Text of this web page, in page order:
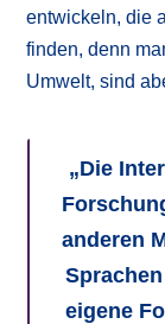
entwickeln, die
finden, denn
Umwelt, sind
„Die
anderen
eigene